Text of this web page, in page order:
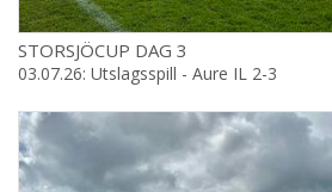
STORSJÖCUP DAG 3
03.07.26: Utslagsspill - Aure IL 2-3